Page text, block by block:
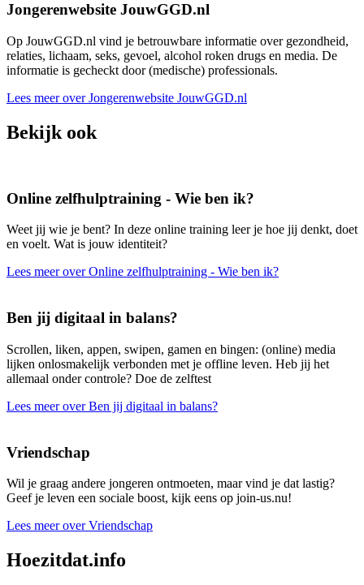
Jongerenwebsite JouwGGD.nl
Op JouwGGD.nl vind je betrouwbare informatie over gezondheid,
relaties, lichaam, seks, gevoel, alcohol roken drugs en media. De
informatie is gecheckt door (medische) professionals.
Lees meer over Jongerenwebsite JouwGGD.nl
Bekijk ook
Online zelfhulptraining - Wie ben ik?
Weet jij wie je bent? In deze online training leer je hoe jij denkt, doet
en voelt. Wat is jouw identiteit?
Lees meer over Online zelfhulptraining - Wie ben ik?
Ben jij digitaal in balans?
Scrollen, liken, appen, swipen, gamen en bingen: (online) media
lijken onlosmakelijk verbonden met je offline leven. Heb jij het
allemaal onder controle? Doe de zelftest
Lees meer over Ben jij digitaal in balans?
Vriendschap
Wil je graag andere jongeren ontmoeten, maar vind je dat lastig?
Geef je leven een sociale boost, kijk eens op join-us.nu!
Lees meer over Vriendschap
Hoezitdat.info